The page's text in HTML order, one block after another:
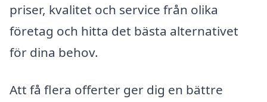
priser, kvalitet och service från olika
företag och hitta det bästa alternativet
för dina behov.
Att få flera offerter ger dig en bättre